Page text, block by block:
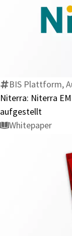
BIS Plattform,
Niterra: Niterra
aufgestellt
Whitepaper